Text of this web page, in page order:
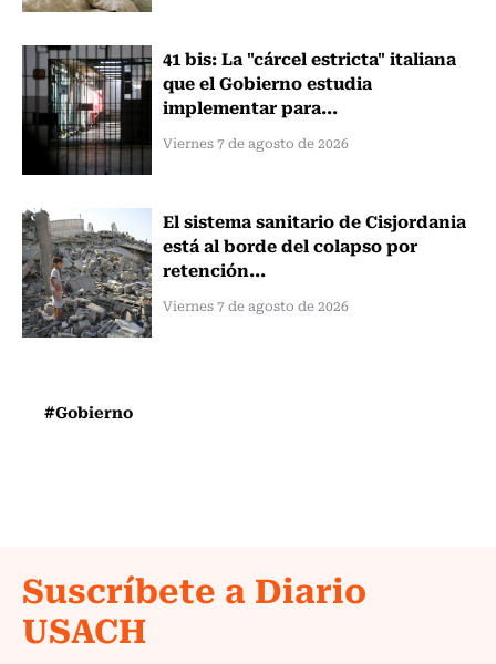
41 bis: La "cárcel estricta" italiana
que el Gobierno estudia
implementar para...
Viernes 7 de agosto de 2026
El sistema sanitario de Cisjordania
está al borde del colapso por
retención...
Viernes 7 de agosto de 2026
#Gobierno